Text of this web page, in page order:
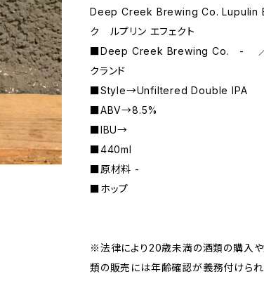
Deep Creek Brewing Co. Lupulin
ク ルプリン エフェクト
■Deep Creek Brewing Co. - ／
クランド
■Style→Unfiltered Double IPA
■ABV→8.5%
■IBU→
■440ml
■原材料 -
■ホップ
※法律により20歳未満の酒類の購入や
類の販売には年齢確認が義務付けられ